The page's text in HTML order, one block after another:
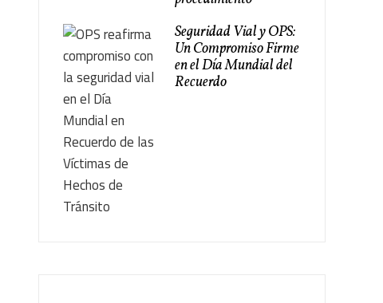
Seguridad Vial y OPS:
Un Compromiso Firme
en el Día Mundial del
Recuerdo